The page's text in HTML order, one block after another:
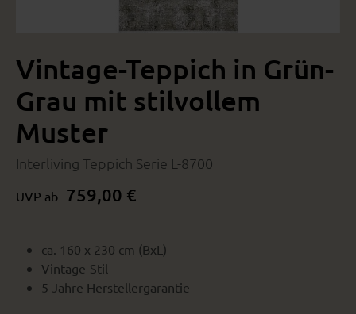
Vintage-Teppich in Grün-
Grau mit stilvollem
Muster
Interliving Teppich Serie L-8700
UVP ab 759,00 €
ca. 160 x 230 cm (BxL)
Vintage-Stil
5 Jahre Herstellergarantie